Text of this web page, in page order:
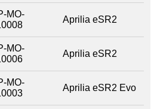
MO-
Aprilia eSR2
MO-
Aprilia eSR2
MO-
Aprilia eSR2 Evo